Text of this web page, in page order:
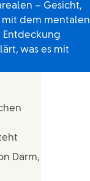
– Gesicht,
mit dem mentalen
Entdeckung
was es mit
Darm,